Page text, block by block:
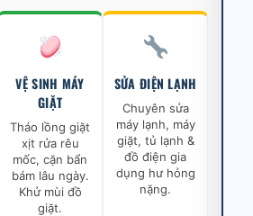
VỆ SINH MÁY
GIẶT
Tháo lồng giặt
xịt rửa rêu
mốc, cặn bẩn
bám lâu ngày.
Khử mùi đồ
giặt.
SỬA ĐIỆN LẠNH
Chuyên sửa
máy lạnh, máy
giặt, tủ lạnh &
đồ điện gia
dụng hư hỏng
nặng.